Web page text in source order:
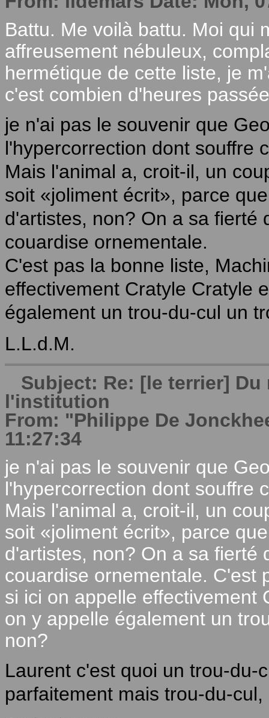
Battu. Me voilà battu. Moi qui
affreusement nébuleux,
hermétique de cette liste, je
c'est combien d'heures
je n'ai pas le souvenir que
l'hypercorrection dont souffre
Mais l'animal a, croit-il, un
soit «joliment écrit», parce
d'artistes, non? On a sa fierté
couardise ornementale.
C'est pas la bonne liste,
effectivement Cratyle Cratyle
également un trou-du-cul un
L.L.d.M.
Subject: Re: [le terrier]
l'institution
From: "Philippe De
11:27:34
je n'ai pas le souvenir que
l'hypercorrection dont souffre
Mais l'animal a, croit-il, un
soit «joliment écrit», parce
d'artistes, non? On a sa fierté
couardise ornementale. C'est
si ici on appelle effectivement
on y appelle également un
non?
Laurent c'est quoi un trou-du-
parfaitement mais trou-du-